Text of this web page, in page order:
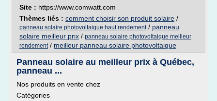
Site : https://www.comwatt.com
Thèmes liés : comment choisir son produit solaire /
panneau solaire photovoltaique haut rendement/ panneau
solaire meilleur prix / panneau solaire photovoltaique meilleur
rendement/ meilleur panneau solaire photovoltaique
Panneau solaire au meilleur prix à Québec,
panneau ...
Nos produits en vente chez
Catégories